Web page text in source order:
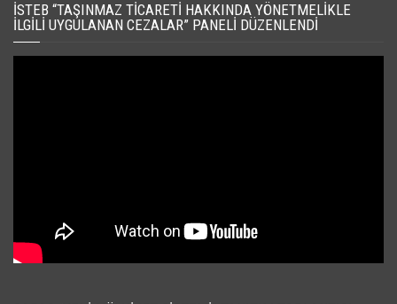
İSTEB “TAŞINMAZ TICARETI HAKKINDA YÖNETMELIKLE
İLGILI UYGULANAN CEZALAR” PANELI DÜZENLENDI